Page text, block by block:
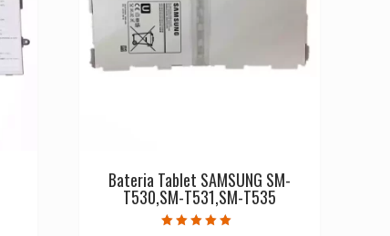
Bateria Tablet SAMSUNG SM-
T530,SM-T531,SM-T535